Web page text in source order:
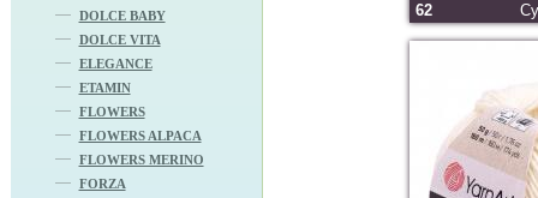
DOLCE BABY
DOLCE VITA
ELEGANCE
ETAMIN
FLOWERS
FLOWERS ALPACA
FLOWERS MERINO
FORZA
62